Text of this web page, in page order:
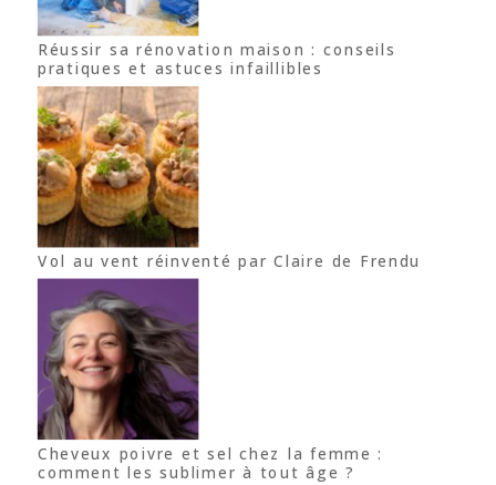
Réussir sa rénovation maison : conseils
pratiques et astuces infaillibles
Vol au vent réinventé par Claire de Frendu
Cheveux poivre et sel chez la femme :
comment les sublimer à tout âge ?